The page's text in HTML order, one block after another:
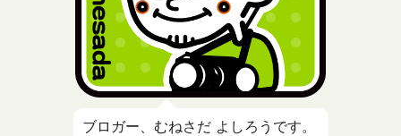
ブロガー、むねさだ よしろうです。